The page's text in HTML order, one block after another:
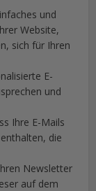
und
Website,
sich für Ihren
E-
und
Ihre E-Mails
die
Newsletter
auf dem